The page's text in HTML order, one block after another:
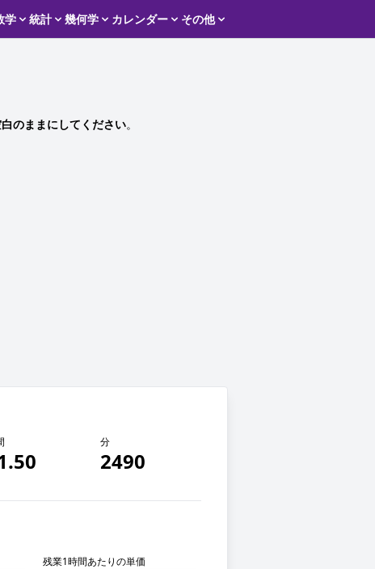
学 統計 幾何学 カレンダー その他
のままにしてください。
分
2490
残業1時間あたりの単価